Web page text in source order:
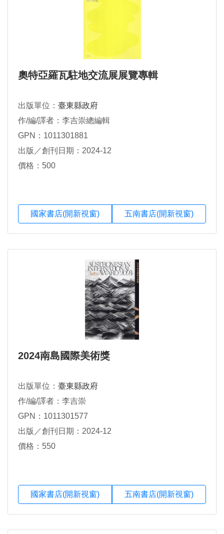
奧特亞羅瓦駐地交流展展覽專輯
出版單位： 臺東縣政府
作/編/譯者：李吉崇總編輯
GPN：1011301881
出版／創刊日期：2024-12
價格：500
國家書店(開新視窗) 五南書店(開新視窗)
2024南島國際美術獎
出版單位： 臺東縣政府
作/編/譯者：李吉崇
GPN：1011301577
出版／創刊日期：2024-12
價格：550
國家書店(開新視窗) 五南書店(開新視窗)